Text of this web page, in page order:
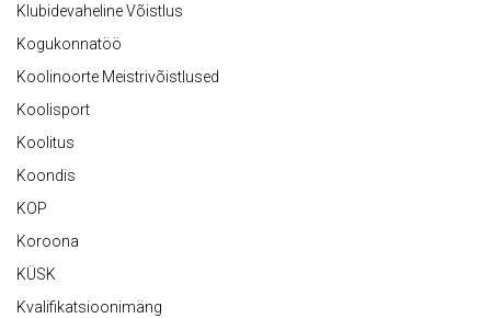
Klubidevaheline Võistlus
Kogukonnatöö
Koolinoorte Meistrivõistlused
Koolisport
Koolitus
Koondis
KOP
Koroona
KÜSK
Kvalifikatsioonimäng